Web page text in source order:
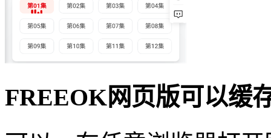
FREEOK网页版可以缓